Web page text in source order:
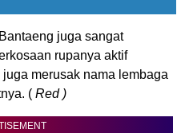
juga sangat
rupanya aktif
merusak nama lembaga
( Red )